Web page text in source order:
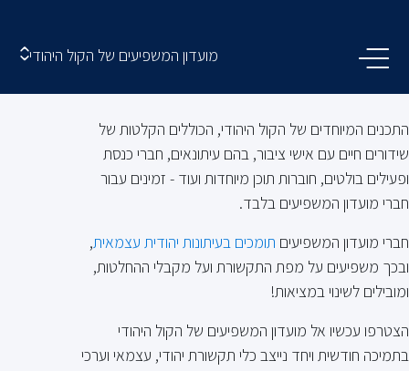
מועדון המשפיעים של הקול היהודי
התכנים המיוחדים של הקול היהודי, הכוללים הקלטות של
שידורים חיים עם אישי ציבור, בהם עיתונאים, חברי כנסת
ופעילים בולטים, חוברות תוכן מיוחדות ועוד - זמינים עבור
חברי מועדון המשפיעים בלבד.
חברי מועדון המשפיעים תומכים בעיתונות יהודית עצמאית,
ובכך משפיעים על מפת התקשורת ועל מקבלי ההחלטות,
ומובילים לשינוי במציאות!
הצטרפו עכשיו אל מועדון המשפיעים של הקול היהודי
בתמיכה חודשית ויחד נייצב כלי תקשורת יהודי, עצמאי וערכי